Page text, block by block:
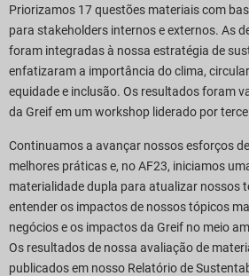
Priorizamos 17 questões materiais com
para stakeholders internos e externos. As
foram integradas à nossa estratégia de
enfatizaram a importância do clima,
equidade e inclusão. Os resultados foram
da Greif em um workshop liderado por
Continuamos a avançar nossos esforços
melhores práticas e, no AF23, iniciamos
materialidade dupla para atualizar nossos
entender os impactos de nossos tópicos
negócios e os impactos da Greif no meio
Os resultados de nossa avaliação de
publicados em nosso Relatório de